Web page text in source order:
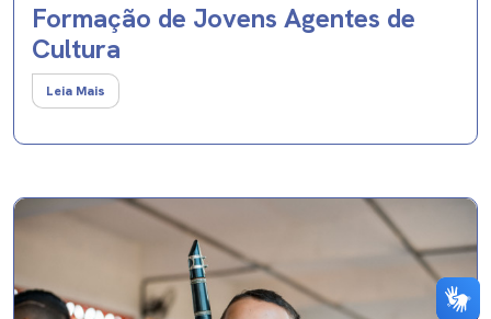
Formação de Jovens Agentes de
Cultura
Leia Mais